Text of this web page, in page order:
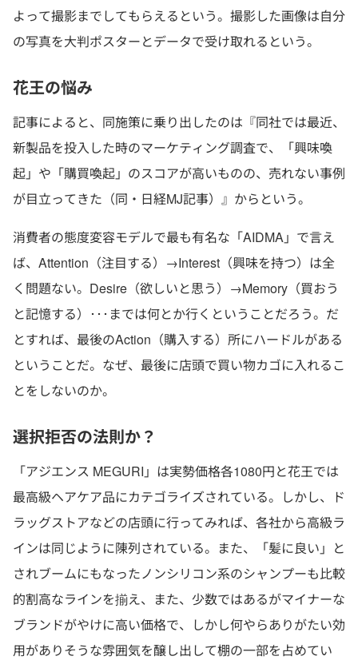
よって撮影までしてもらえるという。撮影した画像は自分
の写真を大判ポスターとデータで受け取れるという。
花王の悩み
記事によると、同施策に乗り出したのは『同社では最近、
新製品を投入した時のマーケティング調査で、「興味喚
起」や「購買喚起」のスコアが高いものの、売れない事例
が目立ってきた（同・日経MJ記事）』からという。
消費者の態度変容モデルで最も有名な「AIDMA」で言え
ば、Attention（注目する）→Interest（興味を持つ）は全
く問題ない。Desire（欲しいと思う）→Memory（買おう
と記憶する）･･･までは何とか行くということだろう。だ
とすれば、最後のAction（購入する）所にハードルがある
ということだ。なぜ、最後に店頭で買い物カゴに入れるこ
とをしないのか。
選択拒否の法則か？
「アジエンス MEGURI」は実勢価格各1080円と花王では
最高級ヘアケア品にカテゴライズされている。しかし、ド
ラッグストアなどの店頭に行ってみれば、各社から高級ラ
インは同じように陳列されている。また、「髪に良い」と
されブームにもなったノンシリコン系のシャンプーも比較
的割高なラインを揃え、また、少数ではあるがマイナーな
ブランドがやけに高い価格で、しかし何やらありがたい効
用がありそうな雰囲気を醸し出して棚の一部を占めてい